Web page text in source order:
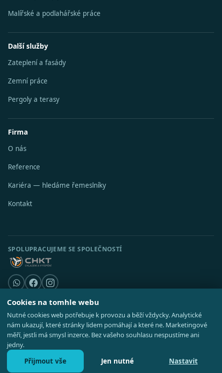
Malířské a podlahářské práce
Další služby
Zateplení a fasády
Zemní práce
Pergoly a terasy
Firma
O nás
Reference
Kariéra — hledáme řemeslníky
Kontakt
SPOLUPRACUJEME SE SPOLEČNOSTÍ
© 2026 Stavební středisko s.r.o. · IČO 08521514 ·Poradna·Kde působíme
·Realizace
GDPR ·Cookies·Nastavení cookies·Mapa webu
Nezávazná poptávka Zavolat 727 828 737
Cookies na tomhle webu
Nutné cookies web potřebuje k provozu a běží vždycky. Analytické
nám ukazují, které stránky lidem pomáhají a které ne. Marketingové
měří, jestli má smysl inzerce. Bez vašeho souhlasu nespustíme ani
jedny.
Přijmout vše
Jen nutné Nastavit